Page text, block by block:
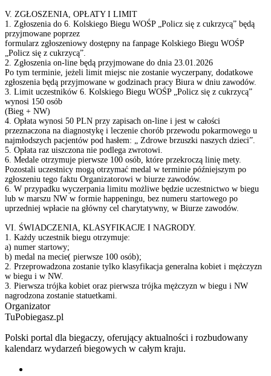
V. ZGŁOSZENIA, OPŁATY I LIMIT
1. Zgłoszenia do 6. Kolskiego Biegu WOŚP „Policz się z cukrzycą” będą
przyjmowane poprzez
formularz zgłoszeniowy dostępny na fanpage Kolskiego Biegu WOŚP
„Policz się z cukrzycą”.
2. Zgłoszenia on-line będą przyjmowane do dnia 23.01.2026
Po tym terminie, jeżeli limit miejsc nie zostanie wyczerpany, dodatkowe
zgłoszenia będą przyjmowane w godzinach pracy Biura w dniu zawodów.
3. Limit uczestników 6. Kolskiego Biegu WOŚP „Policz się z cukrzycą”
wynosi 150 osób
(Bieg + NW)
4. Opłata wynosi 50 PLN przy zapisach on-line i jest w całości
przeznaczona na diagnostykę i leczenie chorób przewodu pokarmowego u
najmłodszych pacjentów pod hasłem: „ Zdrowe brzuszki naszych dzieci”.
5. Opłata raz uiszczona nie podlega zwrotowi.
6. Medale otrzymuje pierwsze 100 osób, które przekroczą linię mety.
Pozostali uczestnicy mogą otrzymać medal w terminie późniejszym po
zgłoszeniu tego faktu Organizatorowi w biurze zawodów.
6. W przypadku wyczerpania limitu możliwe będzie uczestnictwo w biegu
lub w marszu NW w formie happeningu, bez numeru startowego po
uprzedniej wpłacie na główny cel charytatywny, w Biurze zawodów.
VI. ŚWIADCZENIA, KLASYFIKACJE I NAGRODY.
1. Każdy uczestnik biegu otrzymuje:
a) numer startowy;
b) medal na mecie( pierwsze 100 osób);
2. Przeprowadzona zostanie tylko klasyfikacja generalna kobiet i mężczyzn
w biegu i w NW.
3. Pierwsza trójka kobiet oraz pierwsza trójka mężczyzn w biegu i NW
nagrodzona zostanie statuetkami.
Organizator
TuPobiegasz.pl
Polski portal dla biegaczy, oferujący aktualności i rozbudowany
kalendarz wydarzeń biegowych w całym kraju.